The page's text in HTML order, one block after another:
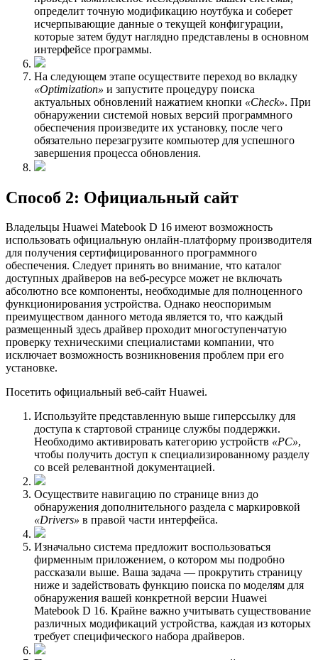
определит точную модификацию ноутбука и соберет
исчерпывающие данные о текущей конфигурации,
которые затем будут наглядно представлены в основном
интерфейсе программы.
На следующем этапе осуществите переход во вкладку
«Optimization» и запустите процедуру поиска
актуальных обновлений нажатием кнопки «Check». При
обнаружении системой новых версий программного
обеспечения произведите их установку, после чего
обязательно перезагрузите компьютер для успешного
завершения процесса обновления.
Способ 2: Официальный сайт
Владельцы Huawei Matebook D 16 имеют возможность
использовать официальную онлайн-платформу производителя
для получения сертифицированного программного
обеспечения. Следует принять во внимание, что каталог
доступных драйверов на веб-ресурсе может не включать
абсолютно все компоненты, необходимые для полноценного
функционирования устройства. Однако неоспоримым
преимуществом данного метода является то, что каждый
размещенный здесь драйвер проходит многоступенчатую
проверку техническими специалистами компании, что
исключает возможность возникновения проблем при его
установке.
Посетить официальный веб-сайт Huawei.
Используйте представленную выше гиперссылку для
доступа к стартовой странице службы поддержки.
Необходимо активировать категорию устройств «PC»,
чтобы получить доступ к специализированному разделу
со всей релевантной документацией.
Осуществите навигацию по странице вниз до
обнаружения дополнительного раздела с маркировкой
«Drivers» в правой части интерфейса.
Изначально система предложит воспользоваться
фирменным приложением, о котором мы подробно
рассказали выше. Ваша задача — прокрутить страницу
ниже и задействовать функцию поиска по моделям для
обнаружения вашей конкретной версии Huawei
Matebook D 16. Крайне важно учитывать существование
различных модификаций устройства, каждая из которых
требует специфического набора драйверов.